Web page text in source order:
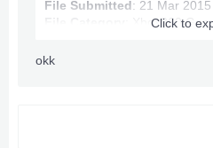
File Submitted: 21 Mar 2015
Xbox360
Click to
okk